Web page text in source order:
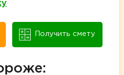
Получить смету